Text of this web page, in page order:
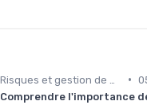
•
Comprendre l'importance